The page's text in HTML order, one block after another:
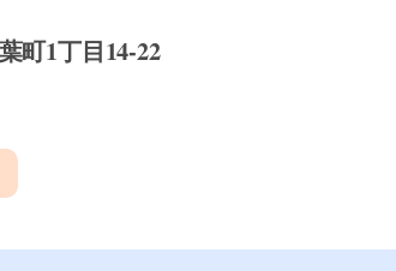
町1丁目14-22